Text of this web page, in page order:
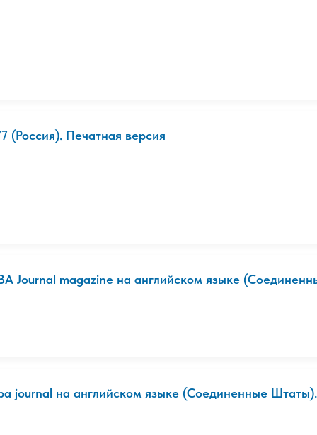
(Россия). Печатная версия
Journal magazine на английском языке
journal на английском языке (Соединенные